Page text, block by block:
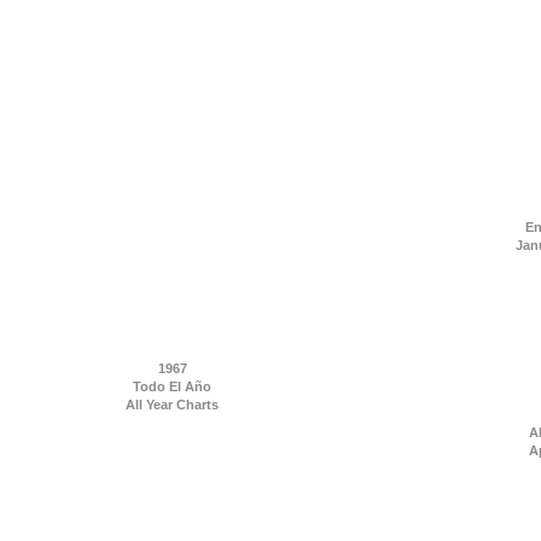
1967
Todo El Año
All Year Charts